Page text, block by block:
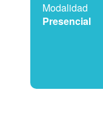
Modalidad
Presencial